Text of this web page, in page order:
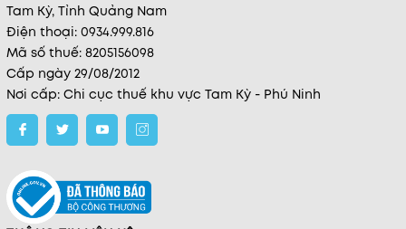
Tam Kỳ, Tỉnh Quảng Nam
Điện thoại: 0934.999.816
Mã số thuế: 8205156098
Cấp ngày 29/08/2012
Nơi cấp: Chi cục thuế khu vực Tam Kỳ - Phú Ninh